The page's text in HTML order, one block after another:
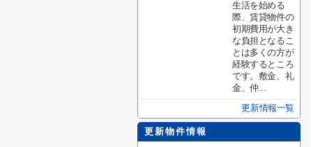
生活を始める
際、賃貸物件の
初期費用が大き
な負担となるこ
とは多くの方が
経験するところ
です。敷金、礼
金、仲...
更新情報一覧
更新物件情報